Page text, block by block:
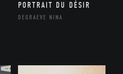
PORTRAIT DU DÉSIR
DEGRAEVE NINA